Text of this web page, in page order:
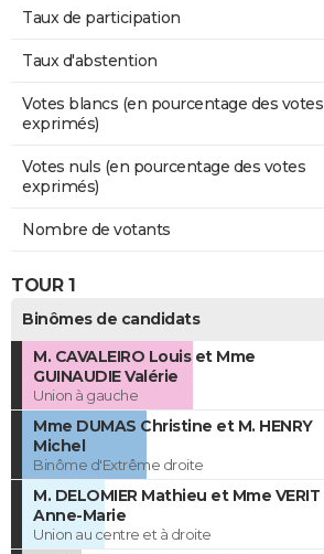
Taux de participation
Taux d'abstention
Votes blancs (en pourcentage des votes
exprimés)
Votes nuls (en pourcentage des votes
exprimés)
Nombre de votants
TOUR 1
Binômes de candidats
M. CAVALEIRO Louis et Mme
GUINAUDIE Valérie
Union à gauche
Mme DUMAS Christine et M. HENRY
Michel
Binôme d'Extrême droite
M. DELOMIER Mathieu et Mme VERIT
Anne-Marie
Union au centre et à droite